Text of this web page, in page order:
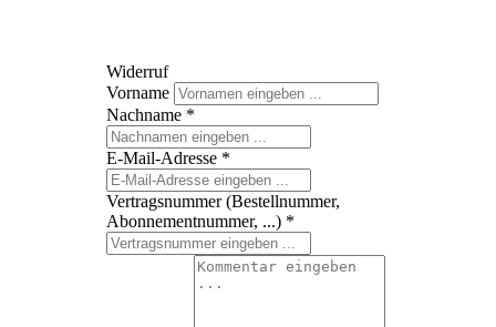
Widerruf
Vorname
Nachname *
E-Mail-Adresse *
Vertragsnummer (Bestellnummer,
Abonnementnummer, ...) *